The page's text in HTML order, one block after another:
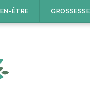
ÊTRE GROSSESSE